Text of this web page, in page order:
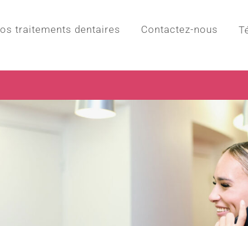
traitements dentaires Contactez-nous